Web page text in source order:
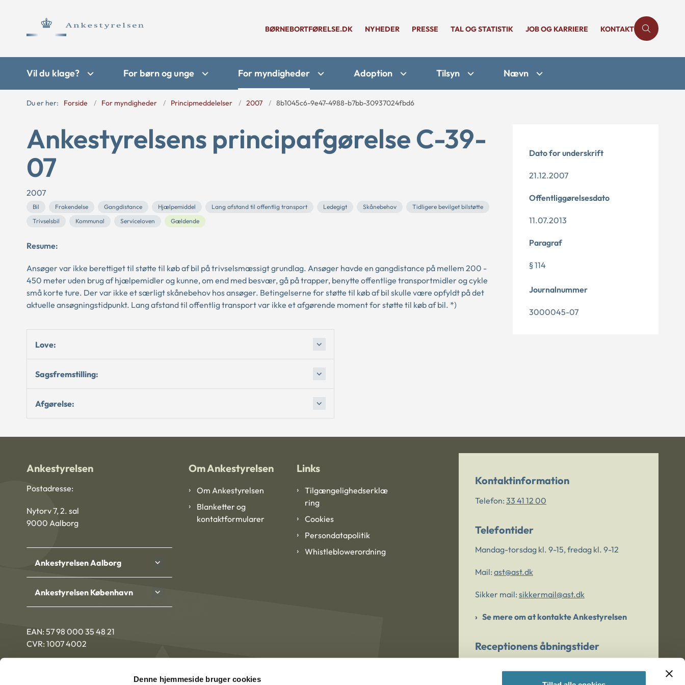
Denne hjemmeside bruger cookies
BØRNEBORTFØRELSE.DK NYHEDER PRESSE TAL OG STATISTIK JOB OG KARRIERE KONTAKT
Vil du klage? For børn og unge For myndigheder Adoption Tilsyn Nævn
Du er her: Forside For myndigheder Principmeddelelser 2007 8b1045c6-9e47-4988-b7bb-30937024fbd6
Ankestyrelsens principafgørelse C-39-
07
2007
Bil Frakendelse Gangdistance Hjælpemiddel Lang afstand til offentlig transport Ledegigt Skånebehov
Tidligere bevilget bilstøtte
Trivselsbil
Kommunal Serviceloven Gældende
Resume:
Ansøger var ikke berettiget til støtte til køb af bil på trivselsmæssigt grundlag. Ansøger havde en gangdistance på mellem 200 -
450 meter uden brug af hjælpemidler og kunne, om end med besvær, gå på trapper, benytte offentlige transportmidler og cykle
små korte ture. Der var ikke et særligt skånebehov hos ansøger. Betingelserne for støtte til køb af bil skulle være opfyldt på det
aktuelle ansøgningstidpunkt. Lang afstand til offentlig transport var ikke et afgørende moment for støtte til køb af bil. *)
Love:
Sagsfremstilling:
Afgørelse:
Dato for underskrift
21.12.2007
Offentliggørelsesdato
11.07.2013
Paragraf
§ 114
Journalnummer
3000045-07
Ankestyrelsen
Postadresse:
Nytorv 7, 2. sal
9000 Aalborg
Ankestyrelsen Aalborg
Ankestyrelsen København
EAN: 57 98 000 35 48 21
CVR: 1007 4002
Om Ankestyrelsen
Om Ankestyrelsen
Blanketter og
kontaktformularer
Links
Tilgængelighedserklæ
ring
Cookies
Persondatapolitik
Whistleblowerordning
Kontaktinformation
Telefon: 33 41 12 00
Telefontider
Mandag-torsdag kl. 9-15, fredag kl. 9-12
Mail: ast@ast.dk
Sikker mail: sikkermail@ast.dk
Se mere om at kontakte Ankestyrelsen
Receptionens åbningstider